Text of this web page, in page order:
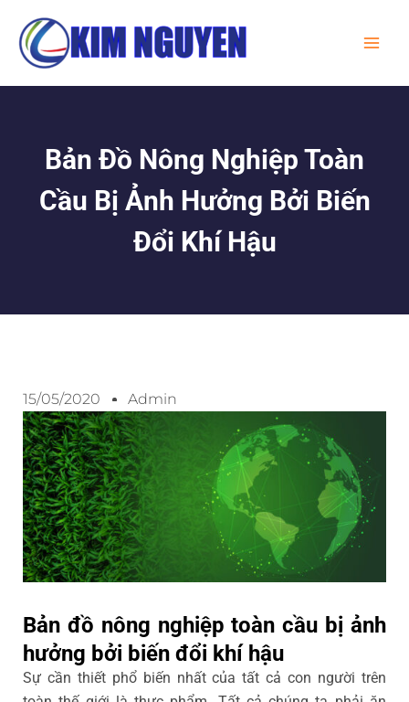
content
Bản Đồ Nông Nghiệp Toàn
Cầu Bị Ảnh Hưởng Bởi Biến
Đổi Khí Hậu
15/05/2020 Admin
Bản đồ nông nghiệp toàn cầu bị ảnh
hưởng bởi biến đổi khí hậu
Sự cần thiết phổ biến nhất của tất cả con người trên